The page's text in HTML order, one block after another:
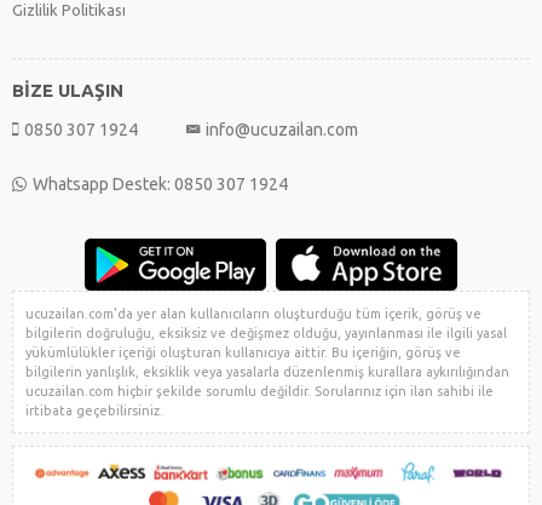
Gizlilik Politikası
BİZE ULAŞIN
0850 307 1924 info@ucuzailan.com
Whatsapp Destek: 0850 307 1924
ucuzailan.com'da yer alan kullanıcıların oluşturduğu tüm içerik, görüş ve
bilgilerin doğruluğu, eksiksiz ve değişmez olduğu, yayınlanması ile ilgili yasal
yükümlülükler içeriği oluşturan kullanıcıya aittir. Bu içeriğin, görüş ve
bilgilerin yanlışlık, eksiklik veya yasalarla düzenlenmiş kurallara aykırılığından
ucuzailan.com hiçbir şekilde sorumlu değildir. Sorularınız için ilan sahibi ile
irtibata geçebilirsiniz.